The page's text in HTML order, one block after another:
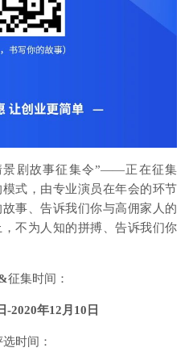
景剧故事征集令”——正在征集
式，由专业演员在年会的环节
事、告诉我们你与高佣家人的
不为人知的拼搏、告诉我们你
征集时间：
-2020年12月10日
时间：